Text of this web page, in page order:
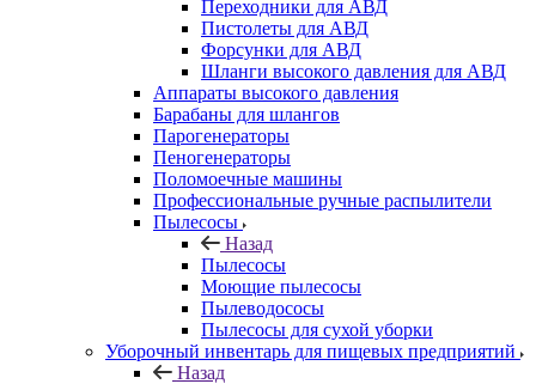
Переходники для АВД
Пистолеты для АВД
Форсунки для АВД
Шланги высокого давления для АВД
Аппараты высокого давления
Барабаны для шлангов
Парогенераторы
Пеногенераторы
Поломоечные машины
Профессиональные ручные распылители
Пылесосы
Назад
Пылесосы
Моющие пылесосы
Пылеводососы
Пылесосы для сухой уборки
Уборочный инвентарь для пищевых предприятий
Назад